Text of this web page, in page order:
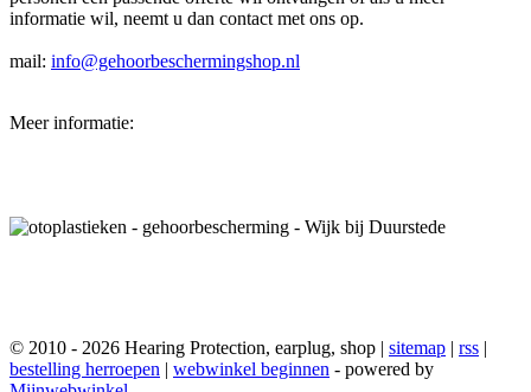
informatie wil, neemt u dan contact met ons op.
mail: info@gehoorbeschermingshop.nl
Meer informatie:
© 2010 - 2026 Hearing Protection, earplug, shop | sitemap | rss |
bestelling herroepen | webwinkel beginnen - powered by